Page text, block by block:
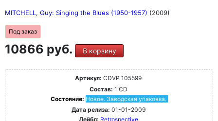
MITCHELL, Guy: Singing the Blues (1950-1957) (2009)
Под заказ
10866 руб. В корзину
Артикул: CDVP 105599
Состав: 1 CD
Состояние: Новое. Заводская упаковка.
Дата релиза: 01-01-2009
Лейбл: Retrospective